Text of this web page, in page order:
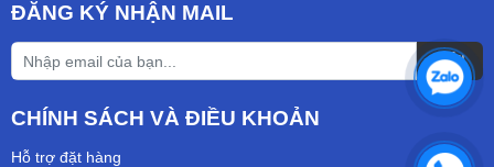
ĐĂNG KÝ NHẬN MAIL
CHÍNH SÁCH VÀ ĐIỀU KHOẢN
Hỗ trợ đặt hàng